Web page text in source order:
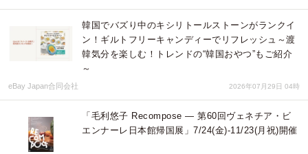
韓国でバズり中のキシリトールストーンがランクイ
ン！ギルトフリーキャンディーでリフレッシュ～渡
韓気分を楽しむ！トレンドの“韓国おやつ”もご紹介
～
eBay Japan合同会社 2026年07月29日 04時
「毛利悠子 Recompose ― 第60回ヴェネチア・ビ
エンナーレ日本館帰国展」7/24(金)-11/23(月祝)開催